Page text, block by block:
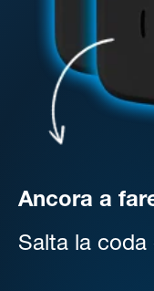
Ancora a
Salta la coda